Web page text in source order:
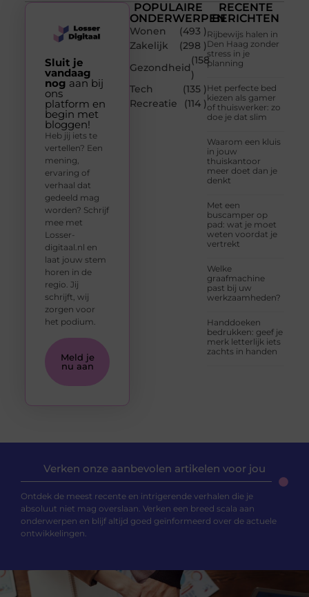
POPULAIRE
ONDERWERPEN
Wonen
(493 )
Zakelijk
(298 )
Gezondheid
(158
)
Tech
(135 )
Recreatie
(114 )
RECENTE
BERICHTEN
Rijbewijs halen in
Den Haag zonder
stress in je
planning
Het perfecte bed
kiezen als gamer
of thuiswerker: zo
doe je dat slim
Waarom een kluis
in jouw
thuiskantoor
meer doet dan je
denkt
Met een
buscamper op
pad: wat je moet
weten voordat je
vertrekt
Welke
graafmachine
past bij uw
werkzaamheden?
Handdoeken
bedrukken: geef je
merk letterlijk iets
zachts in handen
Sluit je
vandaag
nog aan bij
ons
platform en
begin met
bloggen!
Heb jij iets te
vertellen? Een
mening,
ervaring of
verhaal dat
gedeeld mag
worden? Schrijf
mee met
Losser-
digitaal.nl en
laat jouw stem
horen in de
regio. Jij
schrijft, wij
zorgen voor
het podium.
Meld je
nu aan
Verken onze aanbevolen artikelen voor jou
Ontdek de meest recente en intrigerende verhalen die je
absoluut niet mag overslaan. Verken een breed scala aan
onderwerpen en blijf altijd goed geïnformeerd over de actuele
ontwikkelingen.